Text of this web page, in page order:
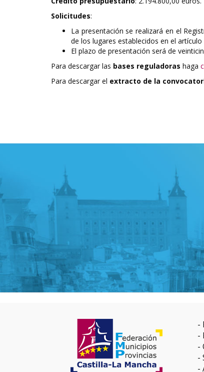
Solicitudes:
La presentación se realizará en el
de los lugares establecidos en el
El plazo de presentación será de
Para descargar las bases reguladoras haga
Para descargar el extracto de la